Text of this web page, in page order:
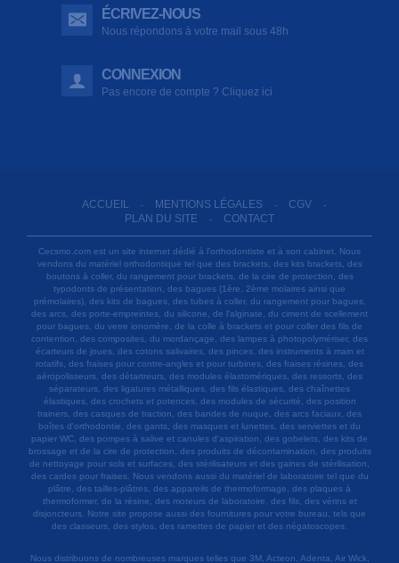
ÉCRIVEZ-NOUS
Nous répondons à votre mail sous 48h
CONNEXION
Pas encore de compte ? Cliquez ici
ACCUEIL - MENTIONS LÉGALES - CGV -
PLAN DU SITE - CONTACT
Cecsmo.com est un site internet dédié à l'orthodontiste et à son cabinet. Nous
vendons du matériel orthodontique tel que des brackets, des kits brackets, des
boutons à coller, du rangement pour brackets, de la cire de protection, des
typodonts de présentation, des bagues (1ère, 2ème molaires ainsi que
prémolaires), des kits de bagues, des tubes à coller, du rangement pour bagues,
des arcs, des porte-empreintes, du silicone, de l'alginate, du ciment de scellement
pour bagues, du verre ionomère, de la colle à brackets et pour coller des fils de
contention, des composites, du mordançage, des lampes à photopolymériser, des
écarteurs de joues, des cotons salivaires, des pinces, des instruments à main et
rotatifs, des fraises pour contre-angles et pour turbines, des fraises résines, des
aéropolisseurs, des détartreurs, des modules élastomériques, des ressorts, des
séparateurs, des ligatures métalliques, des fils élastiques, des chaînettes
élastiques, des crochets et potences, des modules de sécurité, des position
trainers, des casques de traction, des bandes de nuque, des arcs faciaux, des
boîtes d'orthodontie, des gants, des masques et lunettes, des serviettes et du
papier WC, des pompes à salive et canules d'aspiration, des gobelets, des kits de
brossage et de la cire de protection, des produits de décontamination, des produits
de nettoyage pour sols et surfaces, des stérilisateurs et des gaines de stérilisation,
des cardes pour fraises. Nous vendons aussi du matériel de laboratoire tel que du
plâtre, des tailles-plâtres, des appareils de thermoformage, des plaques à
thermoformer, de la résine, des moteurs de laboratoire, des fils, des vérins et
disjoncteurs. Notre site propose aussi des fournitures pour votre bureau, tels que
des classeurs, des stylos, des ramettes de papier et des négatoscopes.
Nous distribuons de nombreuses marques telles que 3M, Acteon, Adenta, Air Wick,